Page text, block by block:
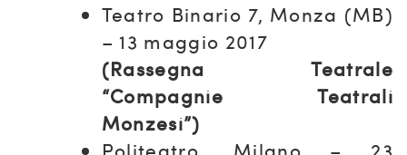
Teatro Binario 7, Monza (MB)
– 13 maggio 2017
(Rassegna Teatrale
“Compagnie Teatrali
Monzesi”)